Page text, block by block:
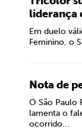
liderança
Em duelo
Feminino, o
Nota de
O São Paulo
lamenta o
ocorrido...